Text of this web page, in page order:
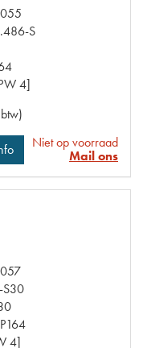
S
4]
Niet op voorraad
Mail ons
4]